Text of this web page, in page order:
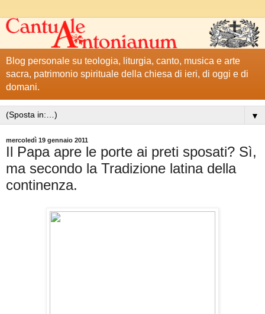
Blog personale su teologia, liturgia, canto, musica e arte
sacra, patrimonio spirituale della chiesa di ieri, di oggi e di
domani.
▼
mercoledì 19 gennaio 2011
Il Papa apre le porte ai preti sposati? Sì,
ma secondo la Tradizione latina della
continenza.